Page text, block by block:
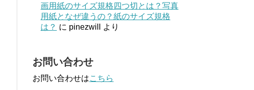
画用紙のサイズ規格四つ切とは？写真
用紙となぜ違うの？紙のサイズ規格
は？ に pinezwill より
お問い合わせ
お問い合わせはこちら